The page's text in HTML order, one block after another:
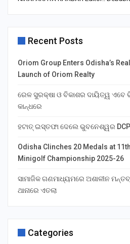
Recent Posts
Oriom Group Enters Odisha’s
Launch of Oriom Realty
ରେଳ ସୁରକ୍ଷା ଓ ବିକାଶର ଦାୟିତ୍ୱ
କାନ୍ଧରେ
ହଟାତ୍ ଇସ୍ତଫା ଦେଲେ ଭୁବନେଶ୍ୱର DCP
Odisha Clinches 20 Medals at
Minigolf Championship 2025-26
ସାମାଜିକ ଗଣମାଧ୍ୟମରେ ଅଶାଳୀନ
ଥାନାରେ ଏତଲା
Categories